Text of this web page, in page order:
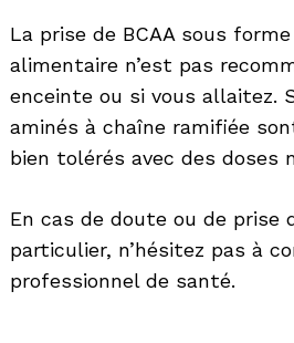
La prise de BCAA sous
alimentaire n’est pas
enceinte ou si vous allaitez.
aminés à chaîne ramifiée
bien tolérés avec des doses
En cas de doute ou de prise
particulier, n’hésitez pas à
professionnel de santé.